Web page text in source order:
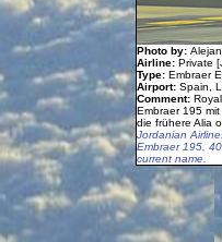
Photo by:
Airline: Private
Type: Embraer
Airport: Spain,
Comment:
Embraer 195
die frühere Alia
Jordanian
Embraer 195,
current name.